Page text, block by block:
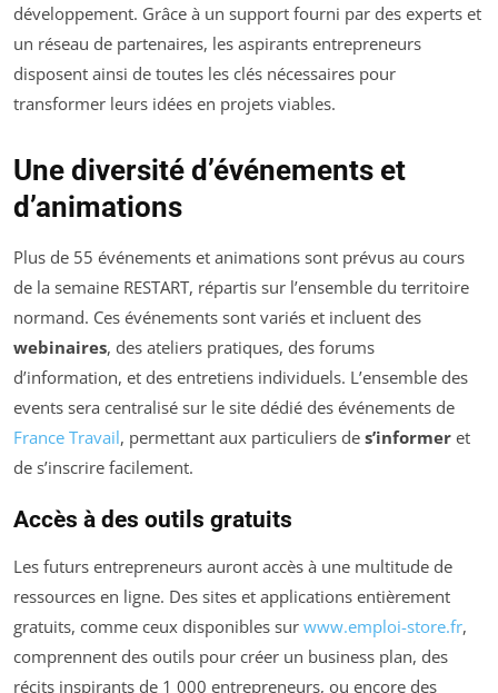
développement. Grâce à un support fourni par des experts et
un réseau de partenaires, les aspirants entrepreneurs
disposent ainsi de toutes les clés nécessaires pour
transformer leurs idées en projets viables.
Une diversité d’événements et
d’animations
Plus de 55 événements et animations sont prévus au cours
de la semaine RESTART, répartis sur l’ensemble du territoire
normand. Ces événements sont variés et incluent des
webinaires, des ateliers pratiques, des forums
d’information, et des entretiens individuels. L’ensemble des
events sera centralisé sur le site dédié des événements de
France Travail, permettant aux particuliers de s’informer et
de s’inscrire facilement.
Accès à des outils gratuits
Les futurs entrepreneurs auront accès à une multitude de
ressources en ligne. Des sites et applications entièrement
gratuits, comme ceux disponibles sur www.emploi-store.fr,
comprennent des outils pour créer un business plan, des
récits inspirants de 1 000 entrepreneurs, ou encore des